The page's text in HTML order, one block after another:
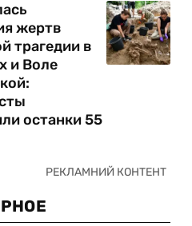
жертв
трагедии в
и Воле
останки 55